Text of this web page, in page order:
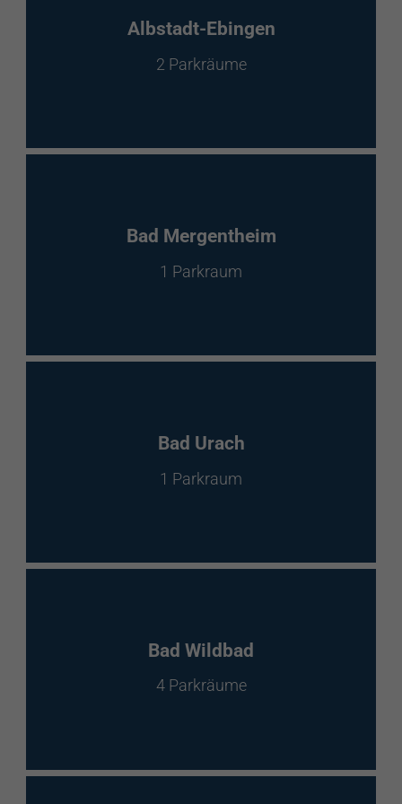
EnBW Mobility
Spontanladen
Albstadt-Ebingen
2 Parkräume
Bad Mergentheim
1 Parkraum
Bad Urach
1 Parkraum
Bad Wildbad
4 Parkräume